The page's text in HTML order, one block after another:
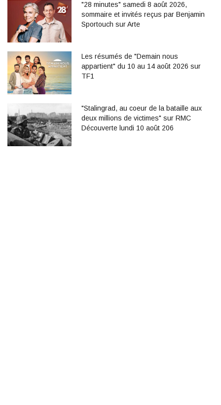
"28 minutes" samedi 8 août 2026,
sommaire et invités reçus par Benjamin
Sportouch sur Arte
Les résumés de "Demain nous
appartient" du 10 au 14 août 2026 sur
TF1
"Stalingrad, au coeur de la bataille aux
deux millions de victimes" sur RMC
Découverte lundi 10 août 206